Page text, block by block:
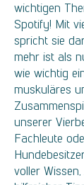
wichtigen
Spotify! Mit
spricht sie
mehr ist als
wie wichtig
muskuläres
unserer
Fachleute
voller